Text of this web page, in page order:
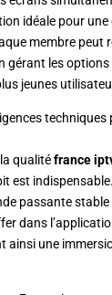
idéale pour
membre peut
gérant les options
jeunes
qualitéfrance
est
passante stable
dans
ainsi une